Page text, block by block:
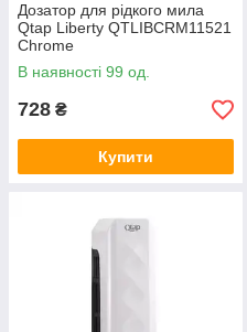
Дозатор для рідкого мила
Qtap Liberty QTLIBCRM11521
Chrome
В наявності 99 од.
728 ₴
Купити